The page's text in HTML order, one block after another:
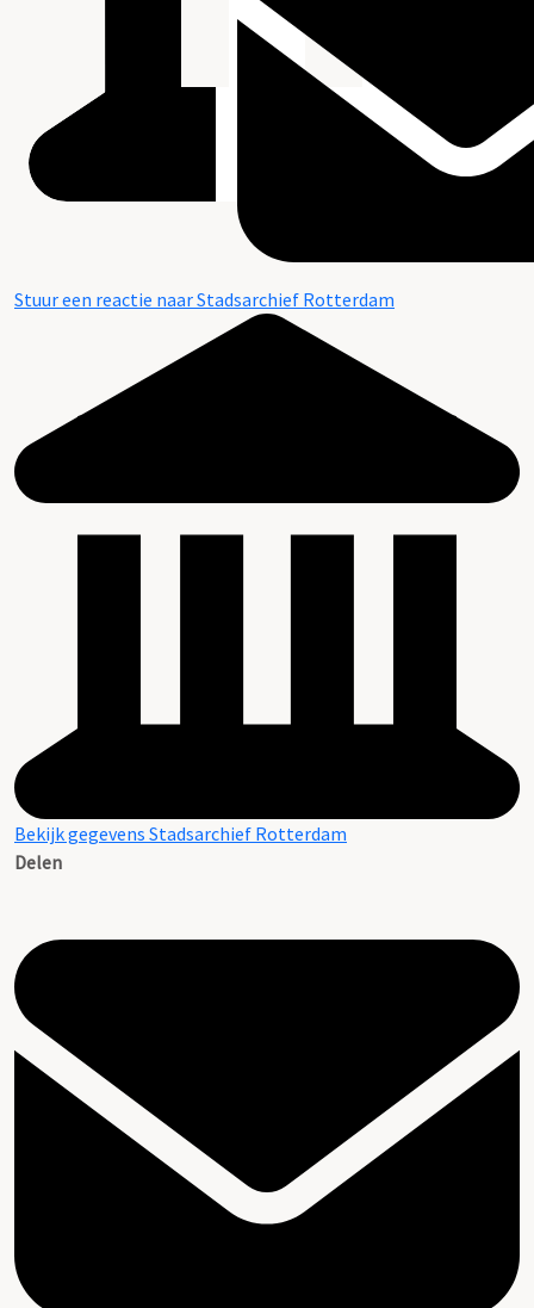
Stuur een reactie naar Stadsarchief Rotterdam
Bekijk gegevens Stadsarchief Rotterdam
Delen